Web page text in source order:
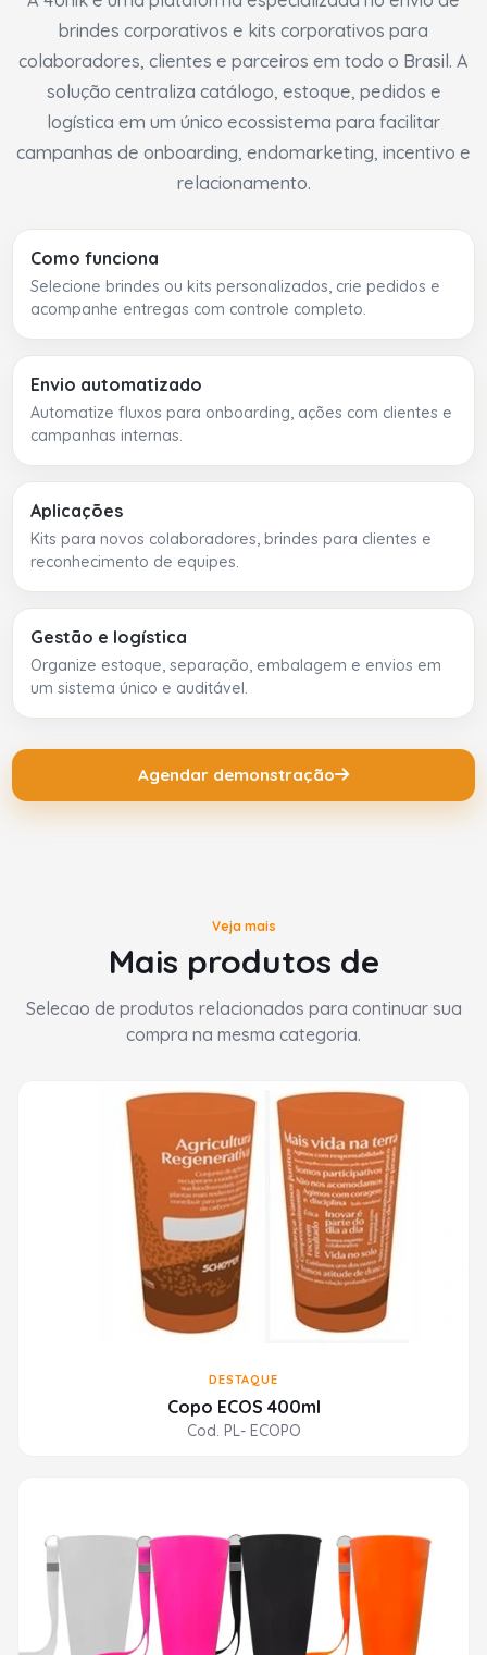
brindes corporativos e kits corporativos para
colaboradores, clientes e parceiros em todo o Brasil. A
solução centraliza catálogo, estoque, pedidos e
logística em um único ecossistema para facilitar
campanhas de onboarding, endomarketing, incentivo e
relacionamento.
Como funciona
Selecione brindes ou kits personalizados, crie pedidos e
acompanhe entregas com controle completo.
Envio automatizado
Automatize fluxos para onboarding, ações com clientes e
campanhas internas.
Aplicações
Kits para novos colaboradores, brindes para clientes e
reconhecimento de equipes.
Gestão e logística
Organize estoque, separação, embalagem e envios em
um sistema único e auditável.
Agendar demonstração
Veja mais
Mais produtos de
Selecao de produtos relacionados para continuar sua
compra na mesma categoria.
DESTAQUE
Copo ECOS 400ml
Cod. PL- ECOPO